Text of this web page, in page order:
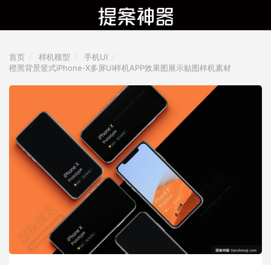
首页 样机模型
手机UI
橙黑背景竖式iPhone-X多屏UI样机APP效果图展示贴图样机素材